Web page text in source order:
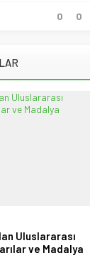
Kızları
2026 12:40
2026 15:15
0 0
Uluslararası
ve Madalya